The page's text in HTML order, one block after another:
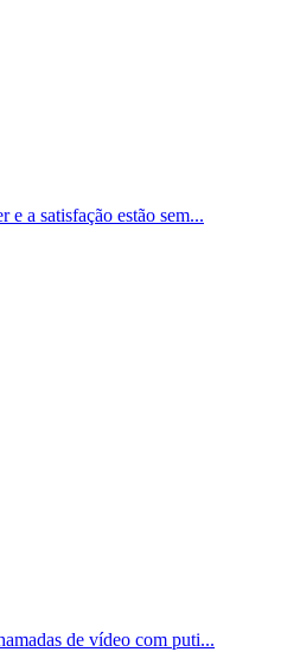
a satisfação estão sem...
de vídeo com puti...